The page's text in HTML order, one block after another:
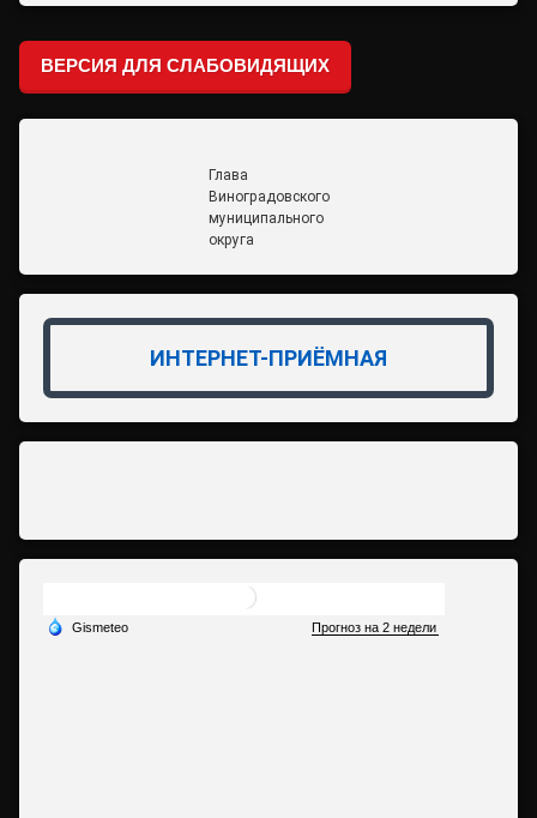
ВЕРСИЯ ДЛЯ СЛАБОВИДЯЩИХ
Глава
Виноградовского
муниципального
округа
ИНТЕРНЕТ-ПРИЁМНАЯ